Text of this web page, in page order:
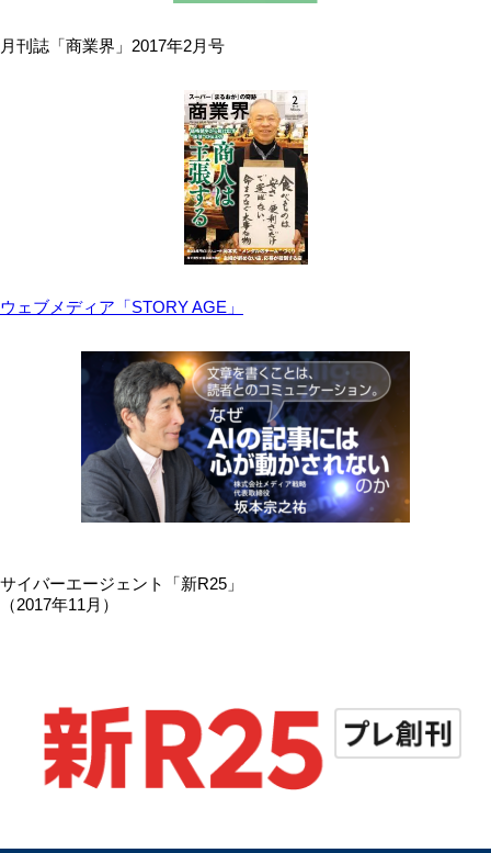
月刊誌「商業界」2017年2月号
ウェブメディア「STORY AGE」
サイバーエージェント「新R25」
（2017年11月）